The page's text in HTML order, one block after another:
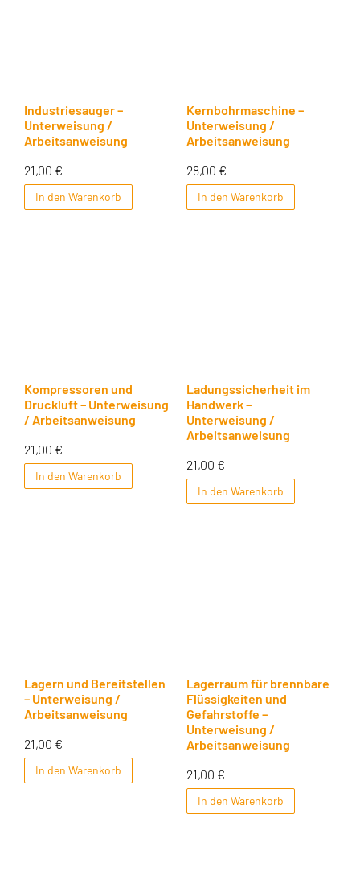
Industriesauger –
Unterweisung /
Arbeitsanweisung
21,00 €
In den Warenkorb
Kernbohrmaschine –
Unterweisung /
Arbeitsanweisung
28,00 €
In den Warenkorb
Kompressoren und
Druckluft – Unterweisung
/ Arbeitsanweisung
21,00 €
In den Warenkorb
Ladungssicherheit im
Handwerk –
Unterweisung /
Arbeitsanweisung
21,00 €
In den Warenkorb
Lagern und Bereitstellen
– Unterweisung /
Arbeitsanweisung
21,00 €
In den Warenkorb
Lagerraum für brennbare
Flüssigkeiten und
Gefahrstoffe –
Unterweisung /
Arbeitsanweisung
21,00 €
In den Warenkorb